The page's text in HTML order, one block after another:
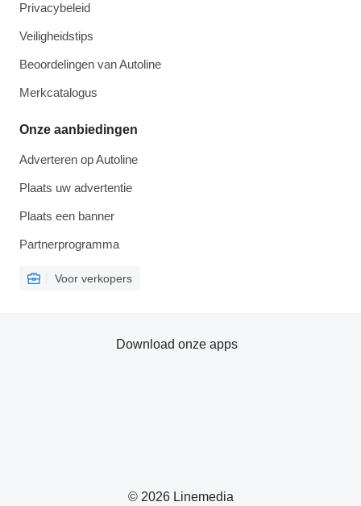
Privacybeleid
Veiligheidstips
Beoordelingen van Autoline
Merkcatalogus
Onze aanbiedingen
Adverteren op Autoline
Plaats uw advertentie
Plaats een banner
Partnerprogramma
Voor verkopers
© 2026 Linemedia
Download onze apps